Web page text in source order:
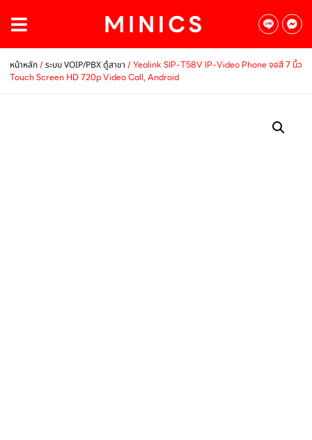
หน้าหลัก/ระบบ VOIP/PBX ตู้สาขา / Yealink SIP-T58V IP-Video Phone จอสี 7 นิ้ว
Touch Screen HD 720p Video Call, Android